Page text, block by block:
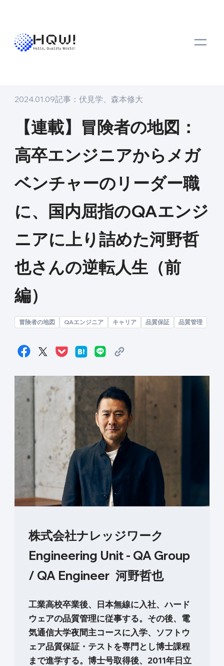
トップ メディアキャリア 【連載】冒険者の地図：高卒エンジニア
2024.01.09記事： 伏見学 森本修大
【連載】冒険者の地図：
高卒エンジニアからメガ
ベンチャーのリーダー職
に、国内屈指のQAエンジ
ニアに上り詰めた河野哲
也さんの逆転人生（前
編）
冒険者の地図 QAエンジニア キャリア 品質保証 品質管理
株式会社ナレッジワーク
Engineering Unit - QA Group
/ QA Engineer 河野哲也
工業高校卒業後、日本無線に入社、ハード
ウェアの品質管理に従事する。その後、電
気通信大学夜間主コースに入学、ソフトウ
ェア品質保証・テストを専門とし博士課程
まで進学する。博士号取得後、2011年日立